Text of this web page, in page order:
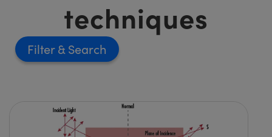
techniques
Filter